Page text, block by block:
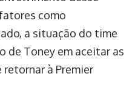
como
a situação do time
de Toney em aceitar as
à Premier